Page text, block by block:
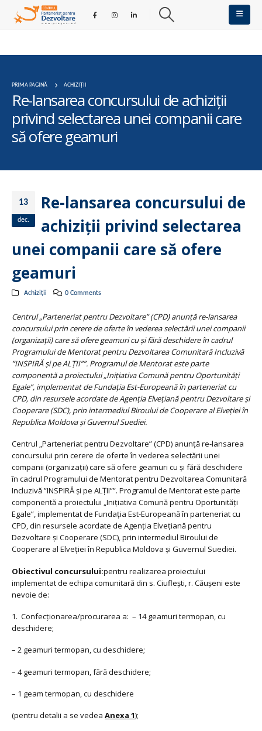
PRIMA PAGINĂ ACHIZIȚII
Re-lansarea concursului de achiziții
privind selectarea unei companii care
să ofere geamuri
13
dec.
Re-lansarea concursului de
achiziții privind selectarea
unei companii care să ofere
geamuri
Achiziții 0 Comments
Centrul „Parteneriat pentru Dezvoltare” (CPD) anunţă re-lansarea
concursului prin cerere de oferte în vederea selectării unei companii
(organizaţii) care să ofere geamuri cu și fără deschidere în cadrul
Programului de Mentorat pentru Dezvoltarea Comunitară Incluzivă
”INSPIRĂ și pe ALȚII””. Programul de Mentorat este parte
componentă a proiectului „Iniţiativa Comună pentru Oportunităţi
Egale”, implementat de Fundaţia Est-Europeană în parteneriat cu
CPD, din resursele acordate de Agenţia Elveţiană pentru Dezvoltare şi
Cooperare (SDC), prin intermediul Biroului de Cooperare al Elveţiei în
Republica Moldova şi Guvernul Suediei.
Centrul „Parteneriat pentru Dezvoltare” (CPD) anunţă re-lansarea
concursului prin cerere de oferte în vederea selectării unei
companii (organizaţii) care să ofere geamuri cu și fără deschidere
în cadrul Programului de Mentorat pentru Dezvoltarea Comunitară
Incluzivă ”INSPIRĂ și pe ALȚII””. Programul de Mentorat este parte
componentă a proiectului „Iniţiativa Comună pentru Oportunităţi
Egale”, implementat de Fundaţia Est-Europeană în parteneriat cu
CPD, din resursele acordate de Agenţia Elveţiană pentru
Dezvoltare şi Cooperare (SDC), prin intermediul Biroului de
Cooperare al Elveţiei în Republica Moldova şi Guvernul Suediei.
Obiectivul concursului:pentru realizarea proiectului
implementat de echipa comunitară din s. Ciuflești, r. Căușeni este
nevoie de:
1. Confecționarea/procurarea a: – 14 geamuri termopan, cu
deschidere;
– 2 geamuri termopan, cu deschidere;
– 4 geamuri termopan, fără deschidere;
– 1 geam termopan, cu deschidere
(pentru detalii a se vedea Anexa 1);